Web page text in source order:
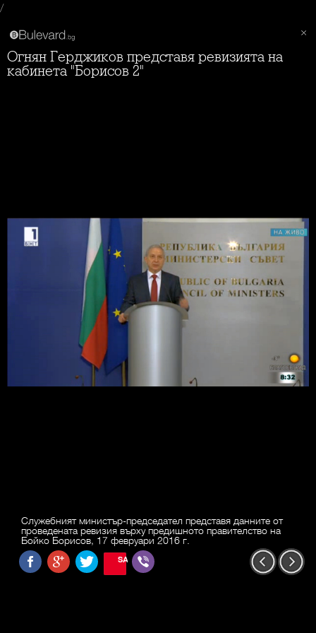
/
Огнян Герджиков представя ревизията на
кабинета "Борисов 2"
Служебният министър-председател представя данните от
проведената ревизия върху предишното правителство на
Бойко Борисов, 17 февруари 2016 г.
SAVE